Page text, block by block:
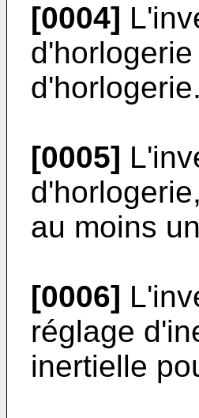
[0004]
d'horlogerie.
[0005]
au moins
[0006]
réglage
inertielle